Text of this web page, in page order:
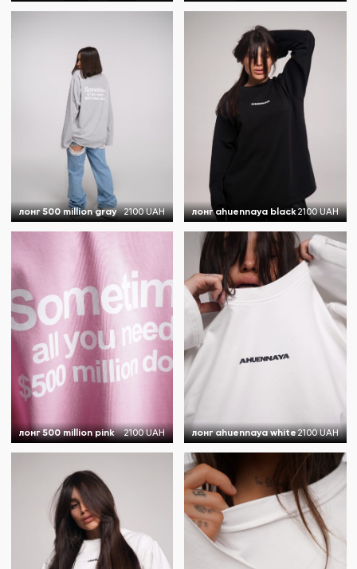
лонг 500 million gray 2100 UAH лонг ahuennaya black2100 UAH
лонг 500 million pink 2100 UAH лонг ahuennaya white2100 UAH